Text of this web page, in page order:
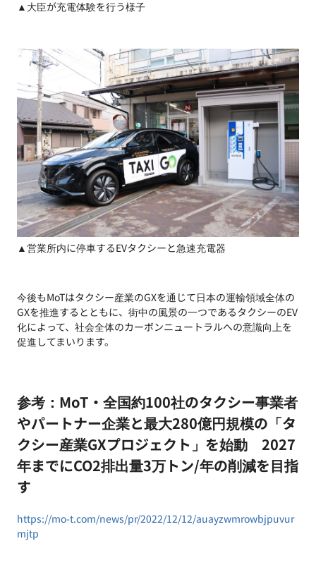
▲大臣が充電体験を行う様子
▲営業所内に停車するEVタクシーと急速充電器
今後もMoTはタクシー産業のGXを通じて日本の運輸領域全体の
GXを推進するとともに、街中の風景の一つであるタクシーのEV
化によって、社会全体のカーボンニュートラルへの意識向上を
促進してまいります。
参考：MoT・全国約100社のタクシー事業者
やパートナー企業と最大280億円規模の「タ
クシー産業GXプロジェクト」を始動 2027
年までにCO2排出量3万トン/年の削減を目指
す
https://mo-t.com/news/pr/2022/12/12/auayzwmrowbjpuvur
mjtp